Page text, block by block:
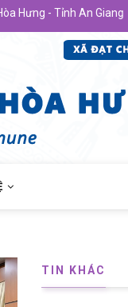
- Tỉnh An Giang
TIN KHÁC